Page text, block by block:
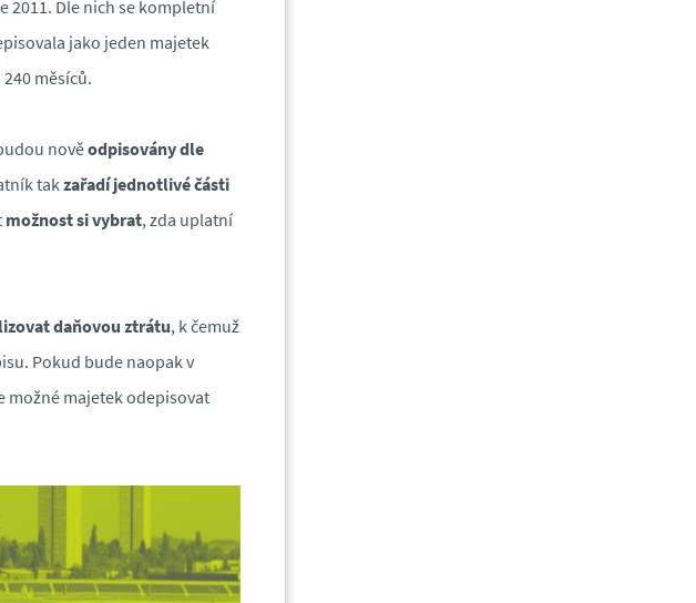
2011. Dle nich se kompletní
jako jeden majetek
měsíců.
nověodpisovány dle
tak zařadí jednotlivé části
možnost si vybrat, zda uplatní
daňovou ztrátu, k čemuž
Pokud bude naopak v
možné majetek odepisovat